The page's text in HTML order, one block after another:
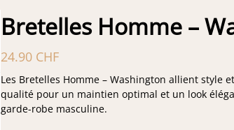
Bretelles Homme –
24.90 CHF
Les Bretelles Homme – Washington allient style
qualité pour un maintien optimal et un look
garde-robe masculine.